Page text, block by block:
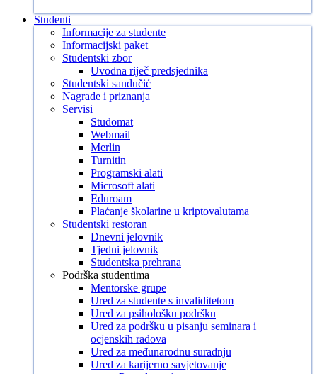
Studenti
Informacije za studente
Informacijski paket
Studentski zbor
Uvodna riječ predsjednika
Studentski sandučić
Nagrade i priznanja
Servisi
Studomat
Webmail
Merlin
Turnitin
Programski alati
Microsoft alati
Eduroam
Plaćanje školarine u kriptovalutama
Studentski restoran
Dnevni jelovnik
Tjedni jelovnik
Studentska prehrana
Podrška studentima
Mentorske grupe
Ured za studente s invaliditetom
Ured za psihološku podršku
Ured za podršku u pisanju seminara i
ocjenskih radova
Ured za međunarodnu suradnju
Ured za karijerno savjetovanje